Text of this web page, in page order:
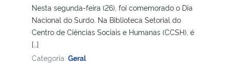
Nesta segunda-feira (26), foi comemorado o Dia
Nacional do Surdo. Na Biblioteca Setorial do
Centro de Ciências Sociais e Humanas (CCSH), é
[…]
Categoria: Geral